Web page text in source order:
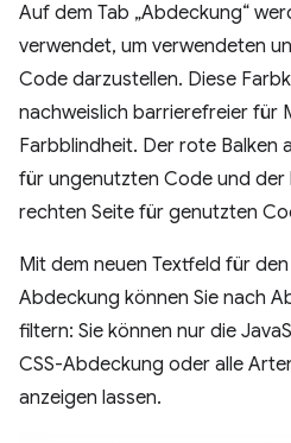
Auf dem Tab „Abdeckung“
verwendet, um verwendeten
Code darzustellen. Diese
nachweislich barrierefreier für
Farbblindheit. Der rote Balken
für ungenutzten Code und der
rechten Seite für genutzten
Mit dem neuen Textfeld für den
Abdeckung können Sie nach
filtern: Sie können nur die
CSS-Abdeckung oder alle
anzeigen lassen.